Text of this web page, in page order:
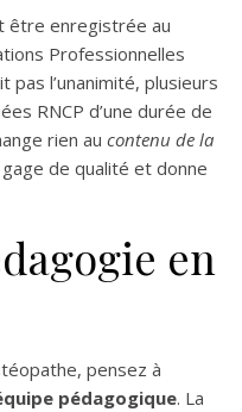
être enregistrée au
Professionnelles
pas l’unanimité, plusieurs
RNCP d’une durée de
rien au contenu de la
de qualité et donne
en
pensez à
pédagogique. La